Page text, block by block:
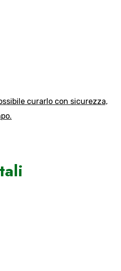
curarlo con sicurezza,